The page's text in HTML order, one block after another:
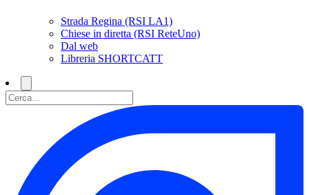
Strada Regina (RSI LA1)
Chiese in diretta (RSI ReteUno)
Dal web
Libreria SHORTCATT